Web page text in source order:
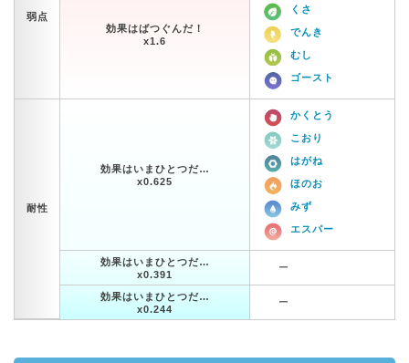
弱点
効果はばつぐんだ！
x1.6
くさ
でんき
むし
ゴースト
耐性
効果はいまひとつだ…
x0.625
かくとう
こおり
はがね
ほのお
みず
エスパー
効果はいまひとつだ…
x0.391
ー
効果はいまひとつだ…
x0.244
ー